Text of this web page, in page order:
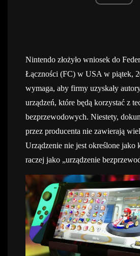
Nintendo złożyło wniosek do
Łączności (FC) w USA w piątek,
wymaga, aby firmy uzyskały
urządzeń, które będą korzystać z
bezprzewodowych. Niestety,
przez producenta nie zawierają
Urządzenie nie jest określone jako
raczej jako „urządzenie